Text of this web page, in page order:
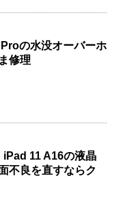
の水没オーバーホ
修理
iPad 11 A16の液晶
不良を直すならク